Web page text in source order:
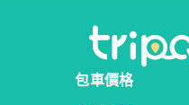
包車價格